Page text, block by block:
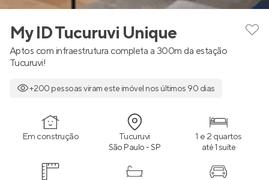
My ID Tucuruvi Unique
Aptos com infraestrutura completa a 300m da estação
Tucuruvi!
+200 pessoas viram este imóvel nos últimos 90 dias
Em construção Tucuruvi
São Paulo - SP
1 e 2 quartos
até 1 suíte